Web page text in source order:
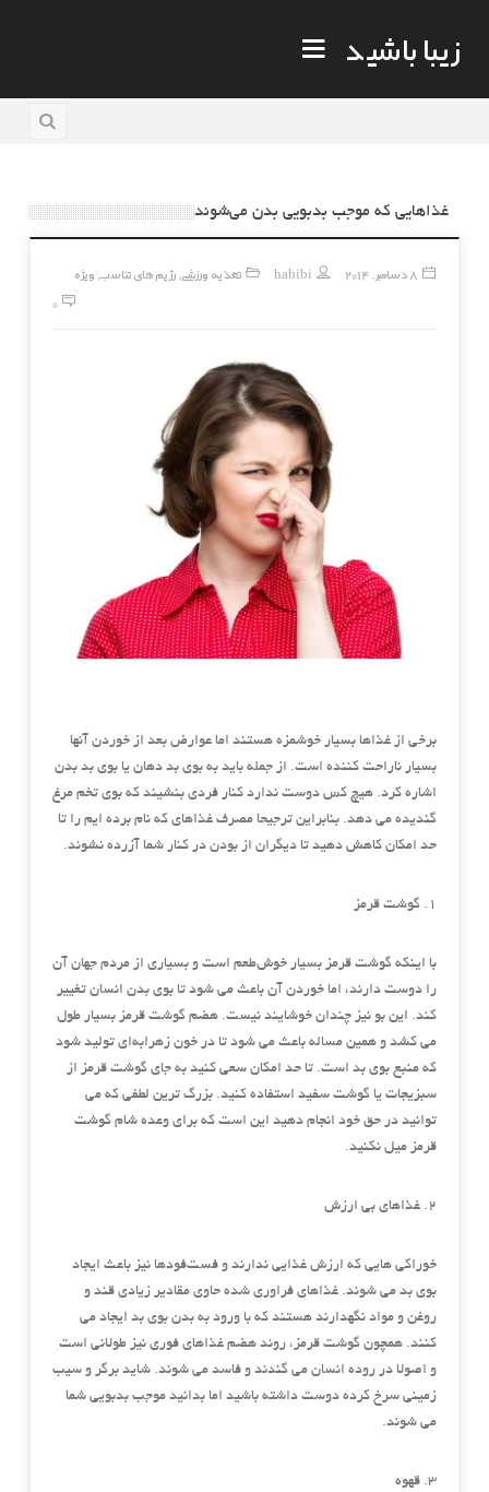
زیبا باشید
غذاهایی که موجب بدبویی بدن می‌شوند
8 دسامبر, 2014 habibi تغذیه ورزشی, رژیم های تناسب, ویژه
0
برخی از غذاها بسیار خوشمزه هستند اما عوارض بعد از خوردن آنها
بسیار ناراحت کننده است. از جمله باید به بوی بد دهان یا بوی بد بدن
اشاره کرد. هیچ کس دوست ندارد کنار فردی بنشیند که بوی تخم مرغ
گندیده می دهد. بنابراین ترجیحا مصرف غذاهای که نام برده ایم را تا
حد امکان کاهش دهید تا دیگران از بودن در کنار شما آزرده نشوند.
1. گوشت قرمز
با اینکه گوشت قرمز بسیار خوش‌طعم است و بسیاری از مردم جهان آن
را دوست دارند، اما خوردن آن باعث می شود تا بوی بدن انسان تغییر
کند. این بو نیز چندان خوشایند نیست. هضم گوشت قرمز بسیار طول
می کشد و همین مساله باعث می شود تا در خون زهرابه‌ای تولید شود
که منبع بوی بد است. تا حد امکان سعی کنید به جای گوشت قرمز از
سبزیجات یا گوشت سفید استفاده کنید. بزرگ ترین لطفی که می
توانید در حق خود انجام دهید این است که برای وعده شام گوشت
قرمز میل نکنید.
2. غذاهای بی ارزش
خوراکی هایی که ارزش غذایی ندارند و فست‌فودها نیز باعث ایجاد
بوی بد می شوند. غذاهای فراوری شده حاوی مقادیر زیادی قند و
روغن و مواد نگهدارند هستند که با ورود به بدن بوی بد ایجاد می
کنند. همچون گوشت قرمز، روند هضم غذاهای فوری نیز طولانی است
و اصولا در روده انسان می گندند و فاسد می شوند. شاید برگر و سیب
زمینی سرخ کرده دوست داشته باشید اما بدانید موجب بدبویی شما
می شوند.
3. قهوه